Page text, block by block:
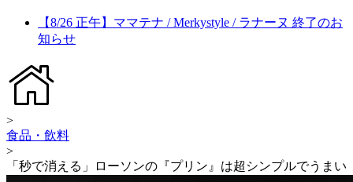
【8/26 正午】ママテナ / Merkystyle / ラナーヌ 終了のお
知らせ
>
食品・飲料
>
「秒で消える」ローソンの『プリン』は超シンプルでうまい